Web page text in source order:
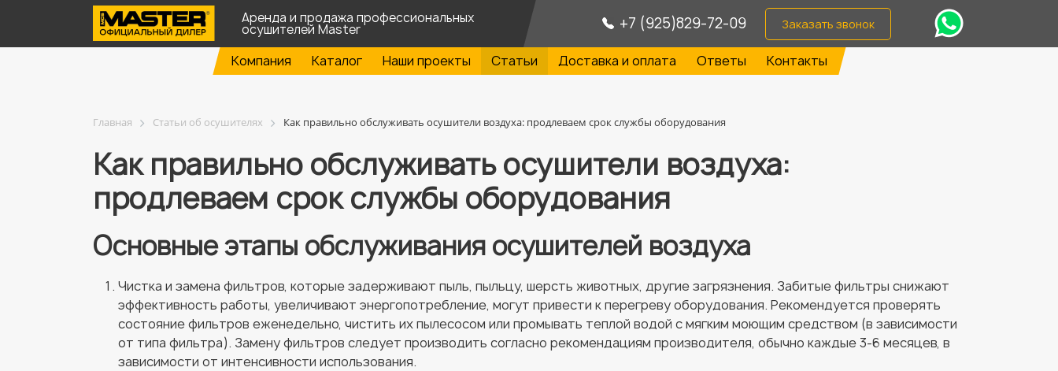
Аренда и продажа профессиональных
осушителей Master +7 (925)829-72-09 Заказать звонок
Компания Каталог Наши проекты Статьи Доставка и оплата Ответы Контакты
Главная Статьи об осушителях Как правильно обслуживать осушители воздуха: продлеваем срок службы оборудования
Как правильно обслуживать осушители воздуха:
продлеваем срок службы оборудования
Основные этапы обслуживания осушителей воздуха
Чистка и замена фильтров, которые задерживают пыль, пыльцу, шерсть животных, другие загрязнения. Забитые фильтры снижают
эффективность работы, увеличивают энергопотребление, могут привести к перегреву оборудования. Рекомендуется проверять
состояние фильтров еженедельно, чистить их пылесосом или промывать теплой водой с мягким моющим средством (в зависимости
от типа фильтра). Замену фильтров следует производить согласно рекомендациям производителя, обычно каждые 3-6 месяцев, в
зависимости от интенсивности использования.